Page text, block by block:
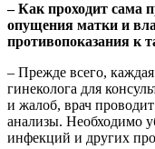
– Как проходит сама
опущения матки и
противопоказания к
– Прежде всего,
гинеколога для
и жалоб, врач
анализы. Необходимо
инфекций и других